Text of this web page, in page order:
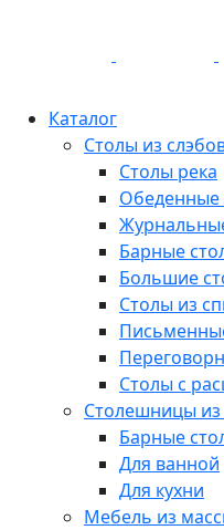
Каталог
Столы из
Столы река
Обеденные
Барные
Большие
Столы из
Столы с
Столешницы из
Барные
Для ванной
Для кухни
Мебель из